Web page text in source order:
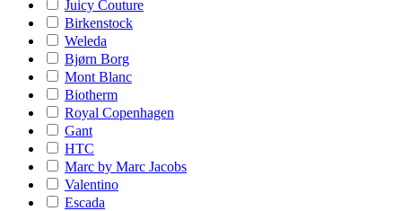
Juicy Couture
Birkenstock
Weleda
Bjørn Borg
Mont Blanc
Biotherm
Royal Copenhagen
Gant
HTC
Marc by Marc Jacobs
Valentino
Escada